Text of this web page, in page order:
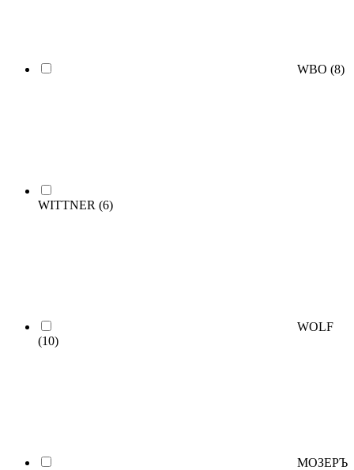
WBO (8)
WITTNER (6)
WOLF
(10)
МОЗЕРЪ